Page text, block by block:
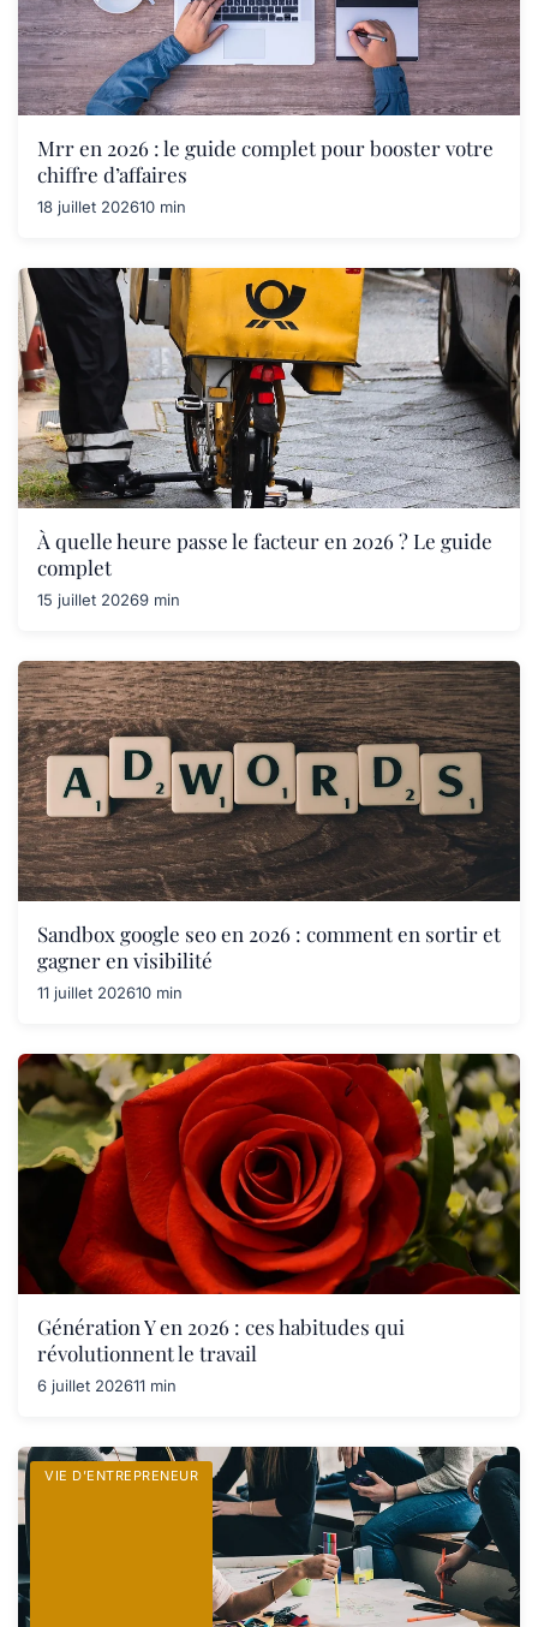
Mrr en 2026 : le guide complet pour booster votre
chiffre d’affaires
18 juillet 202610 min
À quelle heure passe le facteur en 2026 ? Le guide
complet
15 juillet 20269 min
Sandbox google seo en 2026 : comment en sortir et
gagner en visibilité
11 juillet 202610 min
Génération Y en 2026 : ces habitudes qui
révolutionnent le travail
6 juillet 202611 min
VIE D’ENTREPRENEUR